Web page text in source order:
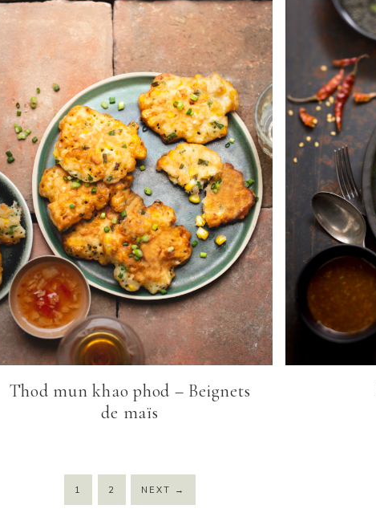
Thod mun khao phod – Beignets
de maïs
1 2 NEXT →